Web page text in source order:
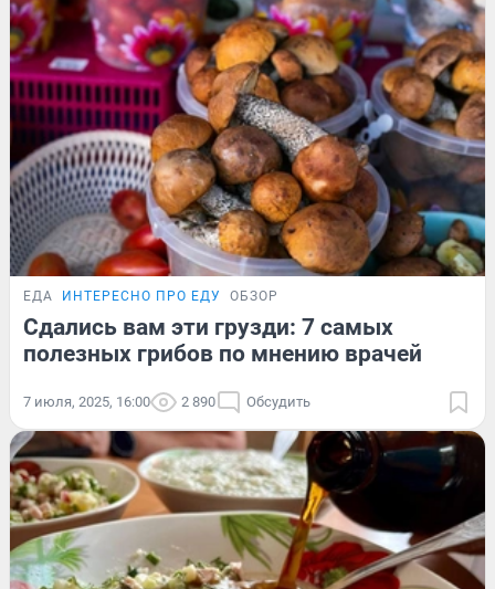
ЕДА ИНТЕРЕСНО ПРО ЕДУ ОБЗОР
Сдались вам эти грузди: 7 самых
полезных грибов по мнению врачей
7 июля, 2025, 16:00 2 890 Обсудить